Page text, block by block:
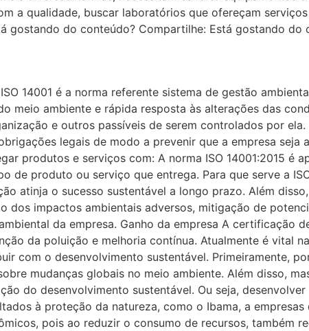
a qualidade, buscar laboratórios que ofereçam
gostando do conteúdo? Compartilhe: Está gostando do
ISO 14001 é a norma referente sistema de gestão
meio ambiente e rápida resposta às alterações das
e outros passíveis de serem controlados por
legais de modo a prevenir que a empresa seja
produtos e serviços com: A norma ISO 14001:2015 é
de produto ou serviço que entrega. Para que serve a
atinja o sucesso sustentável a longo prazo. Além
dos impactos ambientais adversos, mitigação de
da empresa. Ganho da empresa A certificação
da poluição e melhoria contínua. Atualmente é vital
com o desenvolvimento sustentável. Primeiramente,
mudanças globais no meio ambiente. Além disso,
do desenvolvimento sustentável. Ou seja,
à proteção da natureza, como o Ibama, a empresas
pois ao reduzir o consumo de recursos, também